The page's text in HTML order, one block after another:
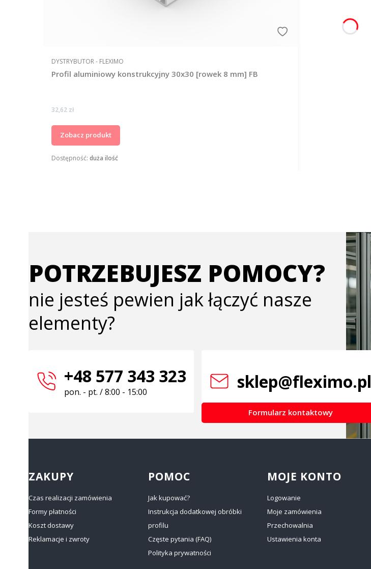
Profil aluminiowy konstrukcyjny 30x30 [rowek 8 mm] FB
PRODUCENT
DYSTRYBUTOR - FLEXIMO
Cena
32,62 zł
Zobacz produkt
Dostępność:duża ilość
POTRZEBUJESZ POMOCY?
nie jesteś pewien jak łączyć nasze
elementy?
+48 577 343 323
pon. - pt. / 8:00 - 15:00 sklep@fleximo.pl
Formularz kontaktowy
Linki w stopce
ZAKUPY
Czas realizacji zamówienia
Formy płatności
Koszt dostawy
Reklamacje i zwroty
POMOC
Jak kupować?
Instrukcja dodatkowej obróbki
profilu
Częste pytania (FAQ)
Polityka prywatności
MOJE KONTO
Logowanie
Moje zamówienia
Przechowalnia
Ustawienia konta